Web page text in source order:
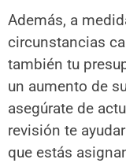
Además, a
circunstancias
también tu
un aumento de
asegúrate de
revisión te
que estás